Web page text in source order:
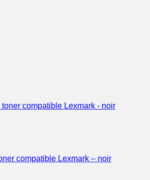
compatible Lexmark – noir